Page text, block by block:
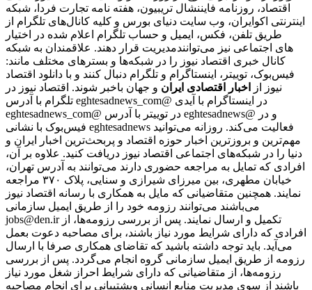
اقتصاد، روزنامه فایننشال تریبیون، هفته نامه تجارت فردا، شبکه
اینترنتی اکوایران، وب سایت دنیای بورس و کلیه کانال‌های تلگرام از
طریق تلفن، فکس، ایمیل و حساب تلگرام اعلام شده در اختیار
مدیریت قرار دهند. علاقمندان به شبکه‎‌های اجتماعی نیز می‌توانند
کانال خبری اقتصاد نیوز را در شبکه‌ها و بسترهای مختلف مانند:
فیس‌بوک، توییتر، اینستاگرام و تلگرام دنبال کنند و با دانلود اقتصاد
نیوز از
اخبار اقتصادی ایران و جهان باخبر شوند. اقتصاد نیوز در
تلگرام با آدرس eghtesadnews_com@ در اینستاگرام با آیدی
eghtesadnews_com@ در توییتر با آدرس eghtesadnews@ و در
فیس‌بوک با نشانی eghtesadnews فعالیت می‌کند. روزانه می‌توانید
مهم‌ترین و بروزترین اخبار حوزه اقتصاد و پربحث‌ترین اخبار ایران و
دنیا را در شبکه‌های اجتماعی اقتصاد نیوز دریافت کنید. علاوه بر آن،
افرادی که تمایل به مراجعه حضوری دارند می‌توانند به آدرس تهران،
خیابان مطهری، بین میرزای شیرازی و سنایی، پلاک ۳۷۰ مراجعه
نمایند. همچنین متقاضیانی که مایل به همکاری با رسانه‌ اقتصاد نیوز
می‌باشند می‌توانند رزومه خود را از طریق ایمیل سازمانی
jobs@den.ir تکمیل و ارسال نمایند. پس از بررسی رزومه‌ها، از
افرادی که دارای شرایط مورد نیاز باشند، برای مصاحبه دعوت بعمل
می‌آید. باید توجه داشته باشید که تقاضای همکاری صرفا با ارسال
رزومه از طریق ایمیل سازمانی گروه انجام می‌گردد. پس از بررسی
رزومه‌ها، از متقاضیانی که دارای شرایط احراز شغل مورد نیاز
باشند از سوی مدیریت منابع انسانی وپشتیبانی برای انجام مصاحبه